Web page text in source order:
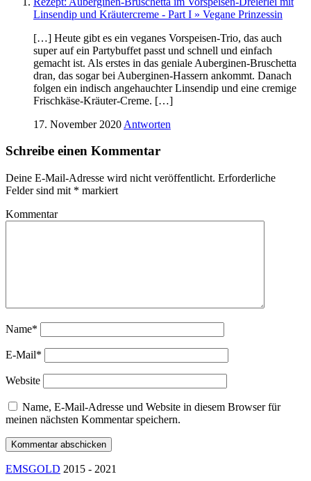
Linsendip und Kräutercreme - Part I » Vegane Prinzessin
[…] Heute gibt es ein veganes Vorspeisen-Trio, das auch
super auf ein Partybuffet passt und schnell und einfach
gemacht ist. Als erstes in das geniale Auberginen-Bruschetta
dran, das sogar bei Auberginen-Hassern ankommt. Danach
folgen ein indisch angehauchter Linsendip und eine cremige
Frischkäse-Kräuter-Creme. […]
17. November 2020 Antworten
Schreibe einen Kommentar
Deine E-Mail-Adresse wird nicht veröffentlicht. Erforderliche
Felder sind mit * markiert
Kommentar
Name*
E-Mail*
Website
Name, E-Mail-Adresse und Website in diesem Browser für
meinen nächsten Kommentar speichern.
EMSGOLD 2015 - 2021